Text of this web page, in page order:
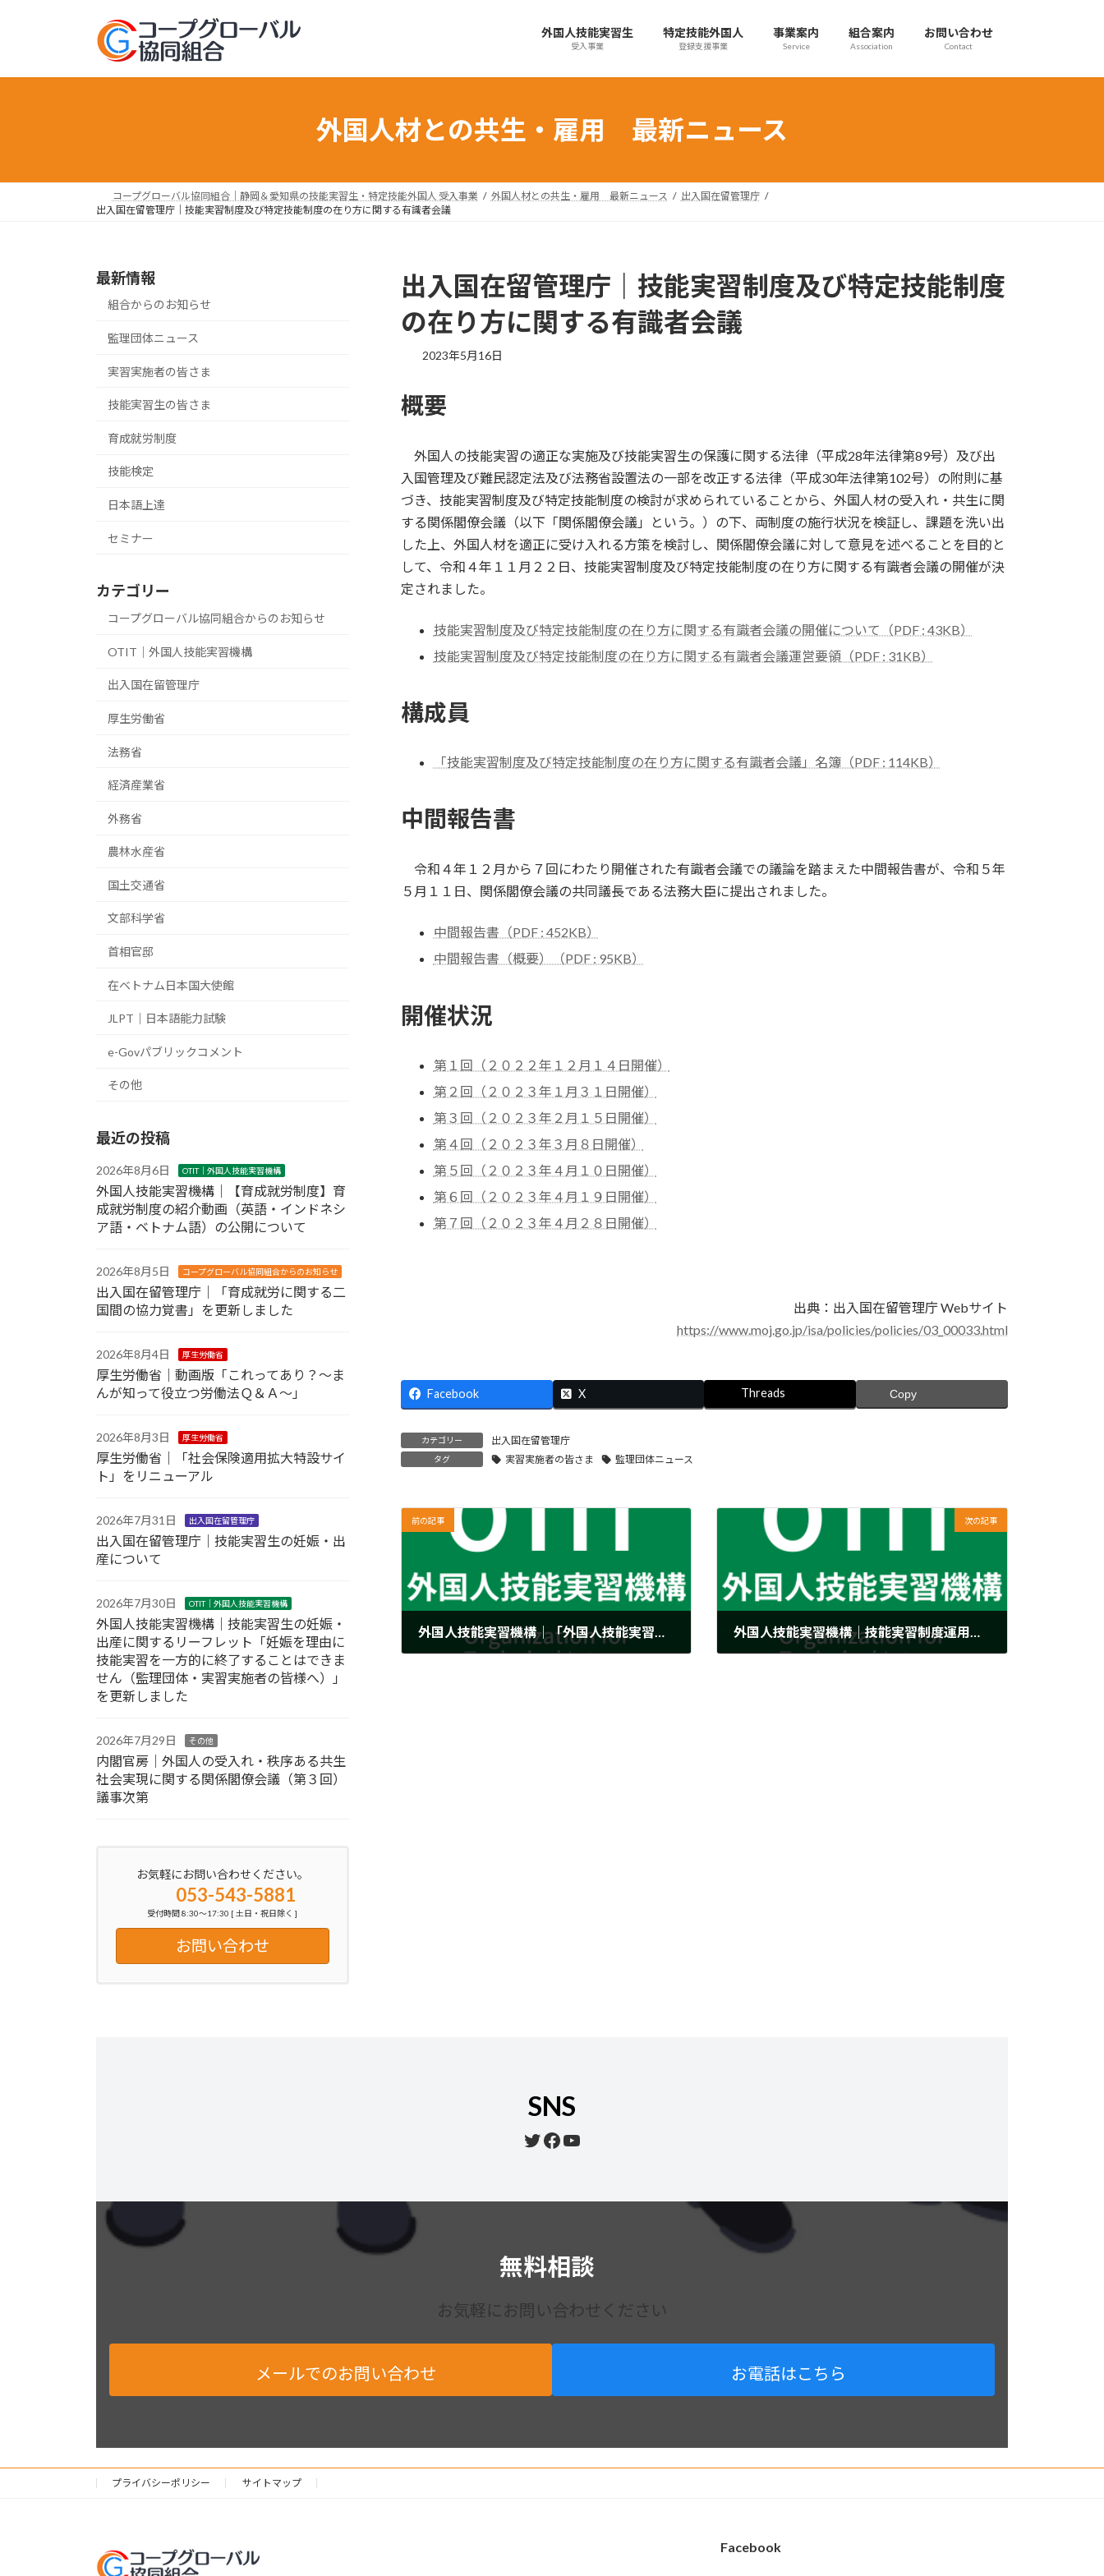
プ
動
外国人技能実習生
受入事業
特定技能外国人
登録支援事業
事業案内
Service
組合案内
Association
お問い合わせ
Contact
外国人材との共生・雇用 最新ニュース
コープグローバル協同組合｜静岡＆愛知県の技能実習生・特定技能外国人 受入事業 外国人材との共生・雇用 最新ニュース
出入国在留管理庁
出入国在留管理庁｜技能実習制度及び特定技能制度の在り方に関する有識者会議
出入国在留管理庁｜技能実習制度及び特定技能制度
の在り方に関する有識者会議
2023年5月16日
:
概要
外国人の技能実習の適正な実施及び技能実習生の保護に関する法律（平成28年法律第89号）及び出
入国管理及び難民認定法及び法務省設置法の一部を改正する法律（平成30年法律第102号）の附則に基
づき、技能実習制度及び特定技能制度の検討が求められていることから、外国人材の受入れ・共生に関
する関係閣僚会議（以下「関係閣僚会議」という。）の下、両制度の施行状況を検証し、課題を洗い出
した上、外国人材を適正に受け入れる方策を検討し、関係閣僚会議に対して意見を述べることを目的と
して、令和４年１１月２２日、技能実習制度及び特定技能制度の在り方に関する有識者会議の開催が決
定されました。
技能実習制度及び特定技能制度の在り方に関する有識者会議の開催について（PDF : 43KB）
技能実習制度及び特定技能制度の在り方に関する有識者会議運営要領（PDF : 31KB）
構成員
「技能実習制度及び特定技能制度の在り方に関する有識者会議」名簿（PDF : 114KB）
中間報告書
令和４年１２月から７回にわたり開催された有識者会議での議論を踏まえた中間報告書が、令和５年
５月１１日、関係閣僚会議の共同議長である法務大臣に提出されました。
中間報告書（PDF : 452KB）
中間報告書（概要）（PDF : 95KB）
開催状況
第１回（２０２２年１２月１４日開催）
第２回（２０２３年１月３１日開催）
第３回（２０２３年２月１５日開催）
第４回（２０２３年３月８日開催）
第５回（２０２３年４月１０日開催）
第６回（２０２３年４月１９日開催）
第７回（２０２３年４月２８日開催）
出典：出入国在留管理庁 Webサイト
https://www.moj.go.jp/isa/policies/policies/03_00033.html
Facebook X Threads Copy
カテゴリー 出入国在留管理庁
タグ 実習実施者の皆さま 監理団体ニュース
前の記事
外国人技能実習機構｜「外国人技能実習制度について」（令和5年05月12日一部改正 技能実習法・主務省令等の周知資料）を掲載しました
次の記事
外国人技能実習機構｜技能実習制度運用要領の一部反映漏れと訂正について
最新情報
組合からのお知らせ
監理団体ニュース
実習実施者の皆さま
技能実習生の皆さま
育成就労制度
技能検定
日本語上達
セミナー
カテゴリー
コープグローバル協同組合からのお知らせ
OTIT｜外国人技能実習機構
出入国在留管理庁
厚生労働省
法務省
経済産業省
外務省
農林水産省
国土交通省
文部科学省
首相官邸
在ベトナム日本国大使館
JLPT｜日本語能力試験
e-Govパブリックコメント
その他
最近の投稿
2026年8月6日 OTIT｜外国人技能実習機構
外国人技能実習機構｜【育成就労制度】育
成就労制度の紹介動画（英語・インドネシ
ア語・ベトナム語）の公開について
2026年8月5日 コープグローバル協同組合からのお知らせ
出入国在留管理庁｜「育成就労に関する二
国間の協力覚書」を更新しました
2026年8月4日 厚生労働省
厚生労働省｜動画版「これってあり？～ま
んが知って役立つ労働法Ｑ＆Ａ～」
2026年8月3日 厚生労働省
厚生労働省｜「社会保険適用拡大特設サイ
ト」をリニューアル
2026年7月31日 出入国在留管理庁
出入国在留管理庁｜技能実習生の妊娠・出
産について
2026年7月30日 OTIT｜外国人技能実習機構
外国人技能実習機構｜技能実習生の妊娠・
出産に関するリーフレット「妊娠を理由に
技能実習を一方的に終了することはできま
せん（監理団体・実習実施者の皆様へ）」
を更新しました
2026年7月29日 その他
内閣官房｜外国人の受入れ・秩序ある共生
社会実現に関する関係閣僚会議（第３回）
議事次第
お気軽にお問い合わせください。
053-543-5881
受付時間 8:30～17:30 [ 土日・祝日除く ]
お問い合わせ
SNS
Twitter
Facebook
YouTube
無料相談
お気軽にお問い合わせください
メールでのお問い合わせ お電話はこちら
プライバシーポリシー サイトマップ
Facebook